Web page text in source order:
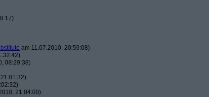
am 11.07.2010, 20:59:08)
08:29:38)
21:04:00)